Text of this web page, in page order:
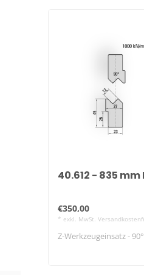
40.612 - 835 mm
€350,00
* exkl. MwSt.
Z-Werkzeugeinsatz -